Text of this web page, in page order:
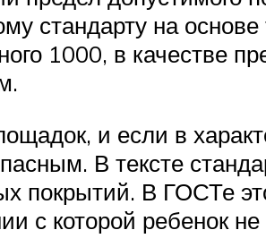
стандарту на основе
1000, в качестве
и если в
В тексте
покрытий. В ГОСТе
с которой ребенок